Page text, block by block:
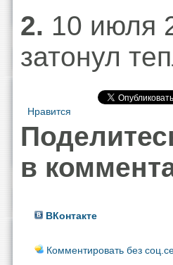
2. 10 июля
затонул
Нравится
в
ВКонтакте
Комментировать без